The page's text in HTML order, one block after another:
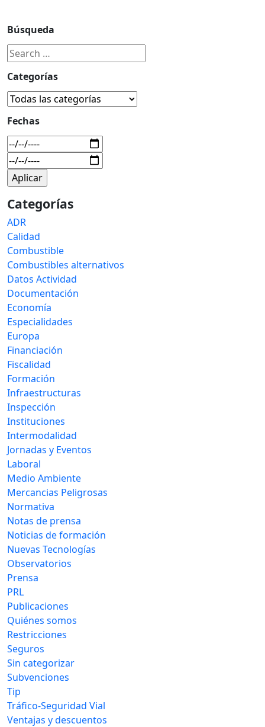
Búsqueda
Categorías
Fechas
Categorías
ADR
Calidad
Combustible
Combustibles alternativos
Datos Actividad
Documentación
Economía
Especialidades
Europa
Financiación
Fiscalidad
Formación
Infraestructuras
Inspección
Instituciones
Intermodalidad
Jornadas y Eventos
Laboral
Medio Ambiente
Mercancias Peligrosas
Normativa
Notas de prensa
Noticias de formación
Nuevas Tecnologías
Observatorios
Prensa
PRL
Publicaciones
Quiénes somos
Restricciones
Seguros
Sin categorizar
Subvenciones
Tip
Tráfico-Seguridad Vial
Ventajas y descuentos